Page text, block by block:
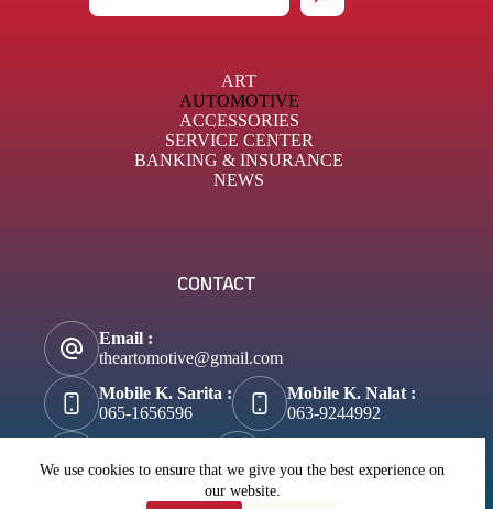
We use cookies to ensure that we give you the best experience on
our website.
ART
AUTOMOTIVE
ACCESSORIES
SERVICE CENTER
BANKING & INSURANCE
NEWS
CONTACT
Email :
theartomotive@gmail.com
Mobile K. Sarita :
065-1656596
Mobile K. Nalat :
063-9244992
@theartomotive
Biztosuccess.com
About Lifestyle :